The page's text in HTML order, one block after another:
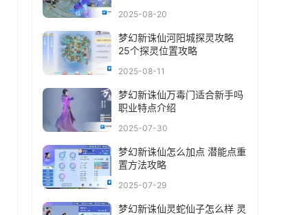
2025-08-20
梦幻新诛仙河阳城探灵攻略
25个探灵位置攻略
2025-08-11
梦幻新诛仙万毒门适合新手吗
职业特点介绍
2025-07-30
梦幻新诛仙怎么加点 潜能点重
置方法攻略
2025-07-29
梦幻新诛仙灵蛇仙子怎么样 灵